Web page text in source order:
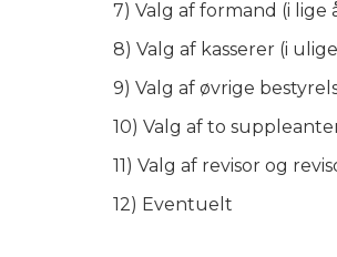
7) Valg af formand (i lige
8) Valg af kasserer (i
9) Valg af øvrige
10) Valg af to
11) Valg af revisor og
12) Eventuelt